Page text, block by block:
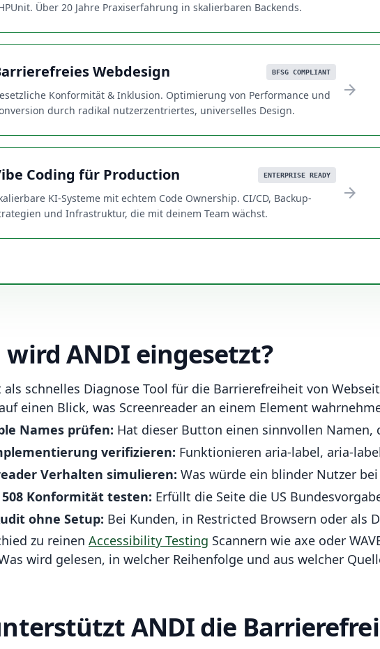
Über 20 Jahre Praxiserfahrung in skalierbaren Backends.
Webdesign BFSG COMPLIANT
Konformität & Inklusion. Optimierung von Performance und
durch radikal nutzerzentriertes, universelles Design.
arrow_forward
Coding für Production ENTERPRISE READY
KI-Systeme mit echtem Code Ownership. CI/CD, Backup-
und Infrastruktur, die mit deinem Team wächst.
arrow_forward
wird ANDI eingesetzt?
schnelles Diagnose Tool für die Barrierefreiheit von
einen Blick, was Screenreader an einem Element
Names prüfen: Hat dieser Button einen sinnvollen Namen,
verifizieren: Funktionieren aria-label, aria-
Verhalten simulieren: Was würde ein blinder Nutzer
508 Konformität testen: Erfüllt die Seite die US
ohne Setup: Bei Kunden, in Restricted Browsern oder als
zu reinen Accessibility Testing Scannern wie axe oder
wird gelesen, in welcher Reihenfolge und aus welcher
ANDI die